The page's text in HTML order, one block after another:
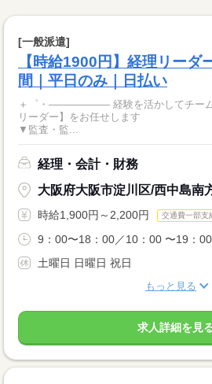
[一般派遣]
【時給1900円】経理リー
間｜平日のみ｜日払い
＋゜・―――――― 経験を活かしてチームを支える！ 【経理事務の
リーダー】をお任せしま
▼監査・監...
経理・会計・財務
大阪府大阪市淀川区/西中島南
時給1,900円～2,200円 交通費一部支
9：00〜18：00／10：00 〜19：
土曜日 日曜日 祝日
もっと見る
求人詳細を見